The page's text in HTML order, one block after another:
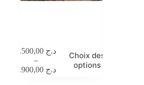
د.ج
–
د.ج
Choix des
options